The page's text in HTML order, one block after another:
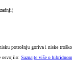
potrošnju goriva i niske
osvojilo: Saznajte više o